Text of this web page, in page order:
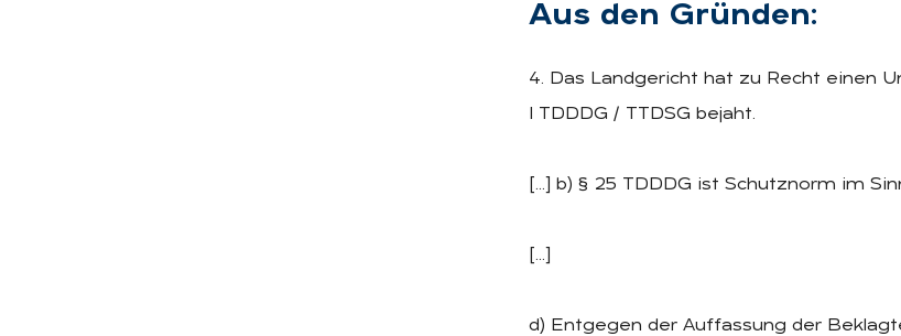
Aus den Grün­den:
4. Das Landgericht hat zu Recht einen
I TDDDG / TTDSG bejaht.
[…] b) § 25 TDDDG ist Schutznorm im
[…]
d) Entgegen der Auffassung der